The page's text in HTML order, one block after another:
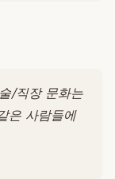
/직장 문화는
은 사람들에